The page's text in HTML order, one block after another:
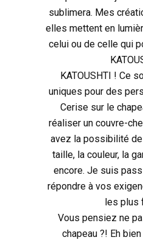
sublimera. Mes
elles mettent en
celui ou de celle qui
KATOUSHTI ! Ce
uniques pour des
Cerise sur le
réaliser un couvre-
avez la possibilité
taille, la couleur, la
encore. Je suis
répondre à vos
les plus
Vous pensiez ne
chapeau ?! Eh